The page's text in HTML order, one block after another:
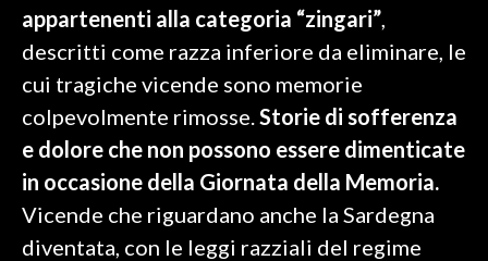
CULTURA
GOSSIP
SALUTE
SARDEGNA TURISMO
appartenenti alla categoria “zingari”,
descritti come razza inferiore da eliminare, le
cui tragiche vicende sono memorie
colpevolmente rimosse.Storie di sofferenza
e dolore che non possono essere dimenticate
in occasione della Giornata della Memoria.
Vicende che riguardano anche la Sardegna
diventata, con le leggi razziali del regime